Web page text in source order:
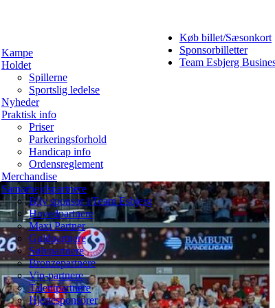
Køb billet/Sæsonkort
Sponsorbilletter
Team Esbjerg
Kampe
Holdet
Spillerne
Sportslig ledelse
Nyheder
Praktisk info
Priser
Parkeringsforhold
Handicap info
Ordensreglement
Merchandise
Samarbejdspartnere
Bliv sponsor i Team Esbjerg
Hovedpartnere
Maxi Partner
Guldpartnere
Sølvpartnere
Bronzepartnere
Vip-partnere
Talentpartnere
Hjertesponsorer